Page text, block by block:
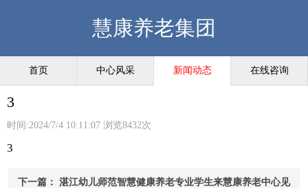
慧康养老集团
首页 中心风采 新闻动态 在线咨询
3
时间:2024/7/4 10:11:07 浏览8432次
3
下一篇： 湛江幼儿师范智慧健康养老专业学生来慧康养老中心见